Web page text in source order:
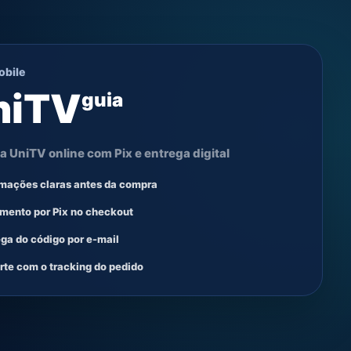
guia
UniTV online com Pix e entrega digital
claras antes da compra
por Pix no checkout
do código por e-mail
com o tracking do pedido